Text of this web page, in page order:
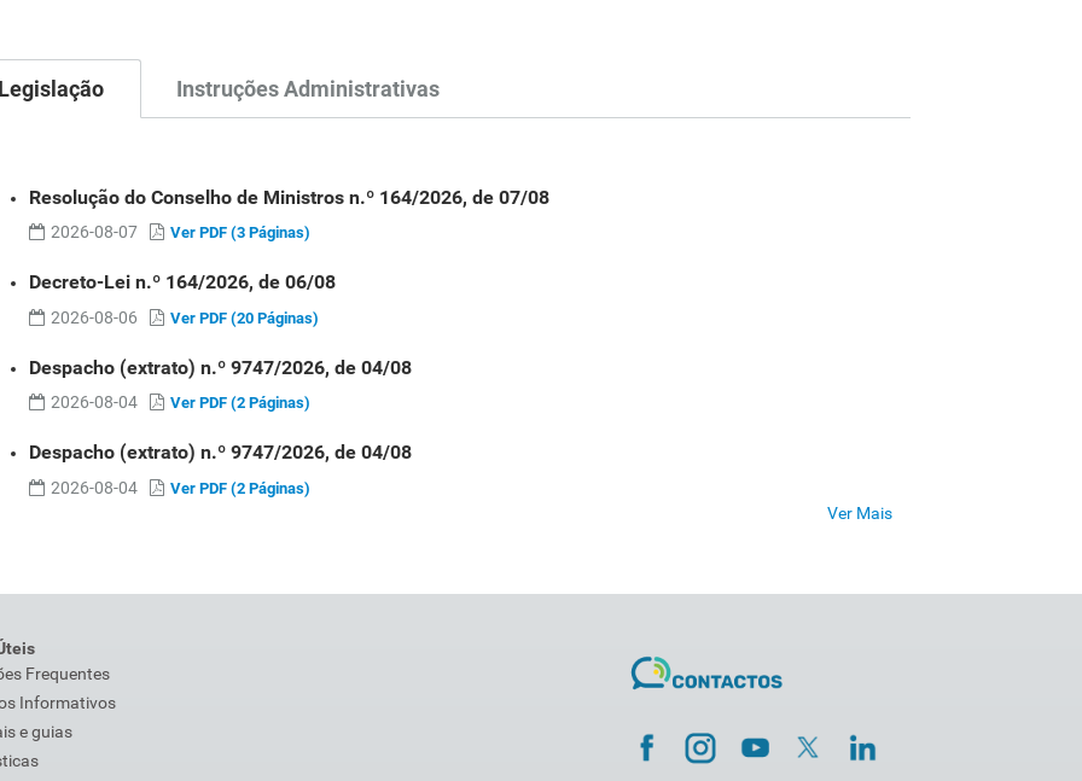
Instruções Administrativas
Resolução do Conselho de Ministros n.º 164/2026, de 07/08
2026-08-07 Ver PDF (3 Páginas)
Decreto-Lei n.º 164/2026, de 06/08
2026-08-06 Ver PDF (20 Páginas)
Despacho (extrato) n.º 9747/2026, de 04/08
2026-08-04 Ver PDF (2 Páginas)
Despacho (extrato) n.º 9747/2026, de 04/08
2026-08-04 Ver PDF (2 Páginas)
Ver Mais
Frequentes
Informativos
e guias